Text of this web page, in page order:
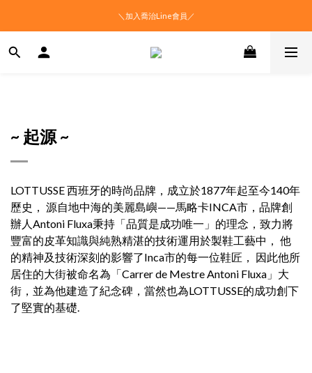
＼加入喬治Line會員／
~ 起源 ~
LOTTUSSE 西班牙的時尚品牌，成立於1877年起至今140年
歷史， 源自地中海的美麗島嶼——馬略卡INCA市，品牌創
辦人Antoni Fluxa秉持「品質是成功唯一」的理念，致力將
豐富的皮革知識與純熟精湛的技術運用於製鞋工藝中， 他
的精神及技術深刻的影響了Inca市的每一位鞋匠， 因此他所
居住的大街被命名為「Carrer de Mestre Antoni Fluxa」大
街，並為他建造了紀念碑，當然也為LOTTUSSE的成功創下
了堅實的基礎.